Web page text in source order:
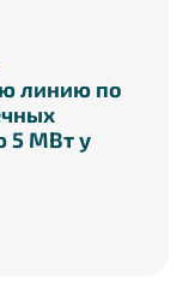
линию по
5 МВт у